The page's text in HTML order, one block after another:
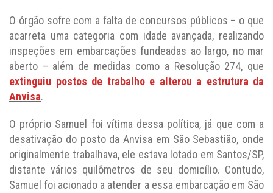
O órgão sofre com a falta de concursos públicos – o que
acarreta uma categoria com idade avançada, realizando
inspeções em embarcações fundeadas ao largo, no mar
aberto – além de medidas como a Resolução 274, que
extinguiu postos de trabalho e alterou a estrutura da
Anvisa.
O próprio Samuel foi vítima dessa política, já que com a
desativação do posto da Anvisa em São Sebastião, onde
originalmente trabalhava, ele estava lotado em Santos/SP,
distante vários quilômetros de seu domicílio. Contudo,
Samuel foi acionado a atender a essa embarcação em São